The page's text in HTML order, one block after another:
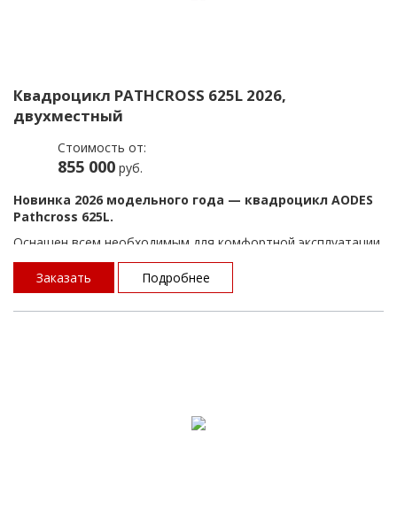
Квадроцикл PATHCROSS 625L 2026,
двухместный
Стоимость от:
855 000 руб.
Новинка 2026 модельного года — квадроцикл AODES
Pathcross 625L.
Оснащен всем необходимым для комфортной эксплуатации
и имеет продуманную и простую эргономику: багажные
площадки, передний не усиленный бампер, лебедку, зеркала
заднего вида, фаркоп, алюминиевые диски.
Данная модель подарит комфорт и эмоции как начинающим
Заказать Подробнее